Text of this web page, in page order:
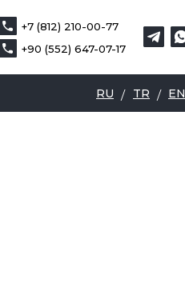
+7 (812) 210-00-77
+90 (552) 647-07-17
RU TR EN
/
/